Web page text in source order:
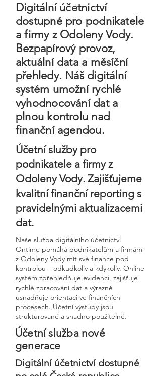
Digitální účetnictví
dostupné pro podnikatele
a firmy z Odoleny Vody.
Bezpapírový provoz,
aktuální data a měsíční
přehledy. Náš digitální
systém umožní rychlé
vyhodnocování dat a
plnou kontrolu nad
finanční agendou.
Účetní služby pro
podnikatele a firmy z
Odoleny Vody. Zajišťujeme
kvalitní finanční reporting s
pravidelnými aktualizacemi
dat.
Naše služba digitálního účetnictví
Ontime pomáhá podnikatelům a firmám
z Odoleny Vody mít své finance pod
kontrolou – odkudkoliv a kdykoliv. Online
systém zpřehledňuje evidenci, zajišťuje
rychlé zpracování dat a výrazně
usnadňuje orientaci ve finančních
procesech. Účetní výstupy jsou
strukturované a snadno použitelné.
Účetní služba nové
generace
Digitální účetnictví dostupné